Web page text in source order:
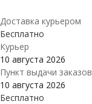
Доставка курьером
Бесплатно
Курьер
10 августа 2026
Пункт выдачи заказов
10 августа 2026
Бесплатно